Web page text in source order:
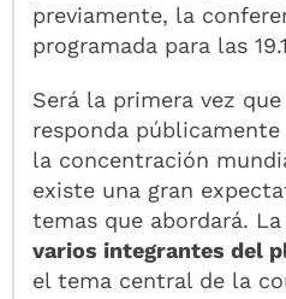
previamente, la
programada para las
Será la primera vez
responda
la concentración
existe una gran
temas que abordará. La
varios integrantes del
el tema central de la